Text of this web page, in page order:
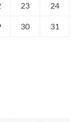
23 24
30 31